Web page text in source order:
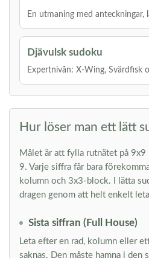
En utmaning med anteckningar,
Djävulsk sudoku
Expertnivån: X-Wing, Svärdfisk
Hur löser man ett lätt
Målet är att fylla rutnätet på 9x9
9. Varje siffra får bara
kolumn och 3x3-block. I lätta
dragen genom att helt enkelt
Sista siffran (Full House)
Leta efter en rad, kolumn eller
saknas. Den måste hamna i den